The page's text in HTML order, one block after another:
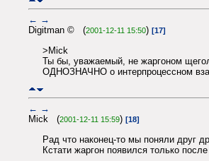
← →
Digitman © (2001-12-11 15:50) [17]
>Mick
Ты бы, уважаемый, не жаргоном
ОДНОЗНАЧНО о интерпроцессном
← →
Mick (2001-12-11 15:59) [18]
Рад что наконец-то мы поняли друг
Кстати жаргон появился только